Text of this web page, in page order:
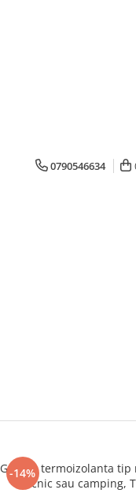
0790546634
-14%
Geanta termoizolanta tip
picnic sau camping,